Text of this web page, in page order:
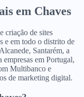
em Chaves
criação de sites
e em todo o distrito de
Santarém, a
em Portugal,
Multibanco e
de marketing digital.